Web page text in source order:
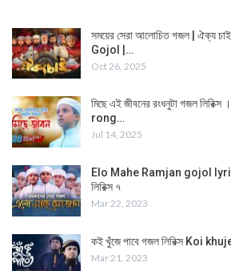
সময়ের সেরা আলোচিত গজল | ঐক্য
Gojol |…
Oct 26, 2025
মিছে এই জীবনের রংধনুটা গজল
rong…
Jul 14, 2025
Elo Mahe Ramjan gojol
লিরিক্স ৭
Mar 22, 2023
কই খুঁজে পাবে গজল লিরিক্স Koi
Mar 21, 2023